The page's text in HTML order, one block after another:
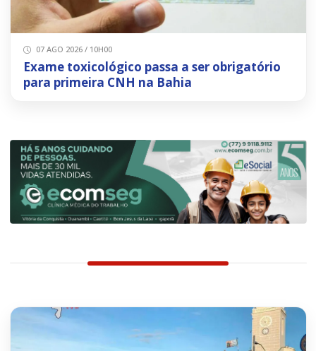
07 AGO 2026 / 10H00
Exame toxicológico passa a ser obrigatório
para primeira CNH na Bahia